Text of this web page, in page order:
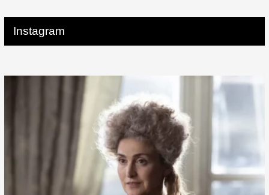
Instagram